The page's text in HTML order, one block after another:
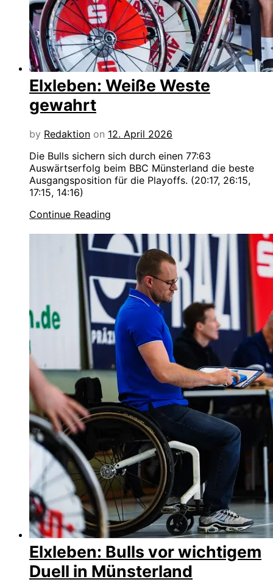
Elxleben: Weiße Weste
gewahrt
by Redaktion on 12. April 2026
Die Bulls sichern sich durch einen 77:63
Auswärtserfolg beim BBC Münsterland die beste
Ausgangsposition für die Playoffs. (20:17, 26:15,
17:15, 14:16)
Continue Reading
Elxleben: Bulls vor wichtigem
Duell in Münsterland